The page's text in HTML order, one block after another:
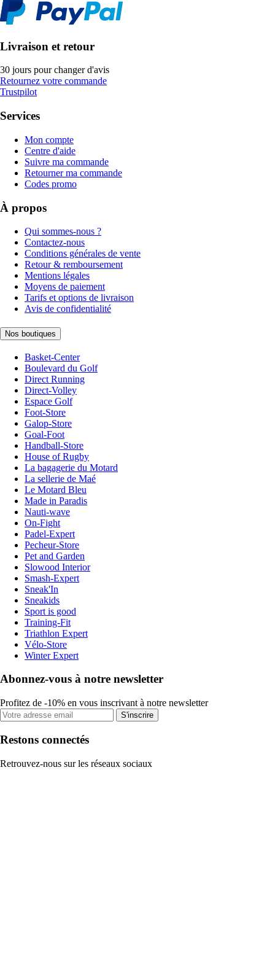
Livraison et retour
30 jours pour changer d'avis
Retournez votre commande
Trustpilot
Services
Mon compte
Centre d'aide
Suivre ma commande
Retourner ma commande
Codes promo
À propos
Qui sommes-nous ?
Contactez-nous
Conditions générales de vente
Retour & remboursement
Mentions légales
Moyens de paiement
Tarifs et options de livraison
Avis de confidentialité
Nos boutiques
Basket-Center
Boulevard du Golf
Direct Running
Direct-Volley
Espace Golf
Foot-Store
Galop-Store
Goal-Foot
Handball-Store
House of Rugby
La bagagerie du Motard
La sellerie de Maé
Le Motard Bleu
Made in Paradis
Nauti-wave
On-Fight
Padel-Expert
Pecheur-Store
Pet and Garden
Slowood Interior
Smash-Expert
Sneak'In
Sneakids
Sport is good
Training-Fit
Triathlon Expert
Vélo-Store
Winter Expert
Abonnez-vous à notre newsletter
Profitez de -10% en vous inscrivant à notre newsletter
S'inscrire
Restons connectés
Retrouvez-nous sur les réseaux sociaux